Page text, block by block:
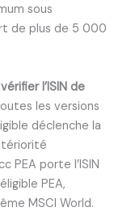
sous
de plus de 5 000
vérifier l’ISIN de
les versions
déclenche la
PEA porte l’ISIN
PEA,
MSCI World.